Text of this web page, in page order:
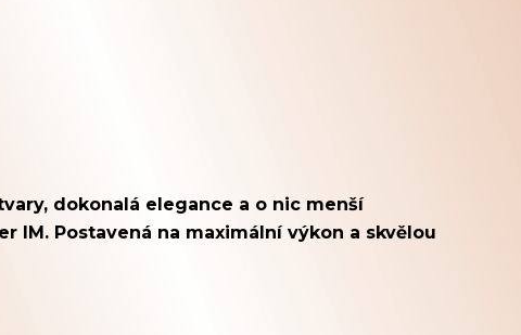
dokonalá elegance a o nic menší
IM. Postavená na maximální výkon a skvělou